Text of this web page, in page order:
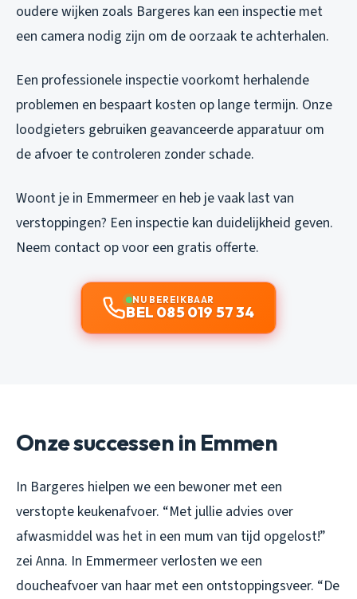
oudere wijken zoals Bargeres kan een inspectie met
een camera nodig zijn om de oorzaak te achterhalen.
Een professionele inspectie voorkomt herhalende
problemen en bespaart kosten op lange termijn. Onze
loodgieters gebruiken geavanceerde apparatuur om
de afvoer te controleren zonder schade.
Woont je in Emmermeer en heb je vaak last van
verstoppingen? Een inspectie kan duidelijkheid geven.
Neem contact op voor een gratis offerte.
NU BEREIKBAAR
BEL 085 019 57 34
Onze successen in Emmen
In Bargeres hielpen we een bewoner met een
verstopte keukenafvoer. “Met jullie advies over
afwasmiddel was het in een mum van tijd opgelost!”
zei Anna. In Emmermeer verlosten we een
doucheafvoer van haar met een ontstoppingsveer. “De